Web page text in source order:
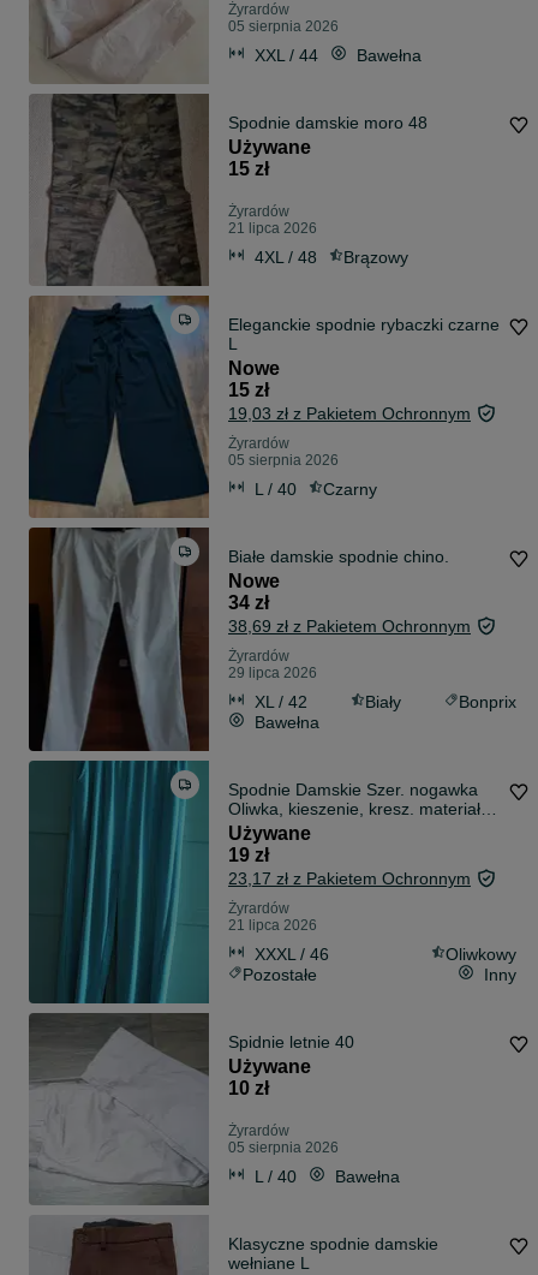
Żyrardów
05 sierpnia 2026
XXL / 44 Bawełna
Spodnie damskie moro 48
Używane
15 zł
Żyrardów
21 lipca 2026
4XL / 48 Brązowy
Eleganckie spodnie rybaczki czarne
L
Nowe
15 zł
19,03 zł z Pakietem Ochronnym
Żyrardów
05 sierpnia 2026
L / 40 Czarny
Białe damskie spodnie chino.
Nowe
34 zł
38,69 zł z Pakietem Ochronnym
Żyrardów
29 lipca 2026
XL / 42 Biały
Bonprix
Bawełna
Spodnie Damskie Szer. nogawka
Oliwka, kieszenie, kresz. materiał
44/46
Używane
19 zł
23,17 zł z Pakietem Ochronnym
Żyrardów
21 lipca 2026
XXXL / 46
Oliwkowy
Pozostałe
Inny
Spidnie letnie 40
Używane
10 zł
Żyrardów
05 sierpnia 2026
L / 40 Bawełna
Klasyczne spodnie damskie
wełniane L